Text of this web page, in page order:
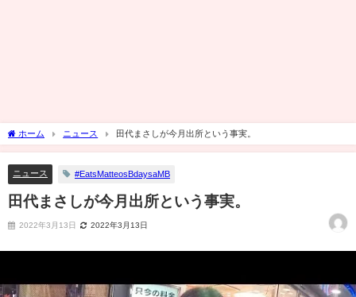
ホーム ニュース 田代まさしが今月出所という事実。
ニュース #EatsMatteosBdaysaMB
田代まさしが今月出所という事実。
2022年3月13日 2022年3月13日